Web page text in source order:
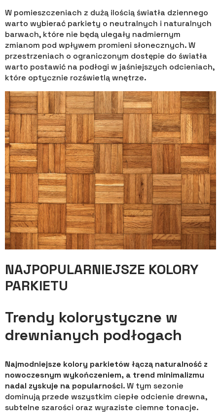
W pomieszczeniach z dużą ilością światła dziennego
warto wybierać parkiety o neutralnych i naturalnych
barwach, które nie będą ulegały nadmiernym
zmianom pod wpływem promieni słonecznych. W
przestrzeniach o ograniczonym dostępie do światła
warto postawić na podłogi w jaśniejszych odcieniach,
które optycznie rozświetlą wnętrze.
NAJPOPULARNIEJSZE KOLORY
PARKIETU
Trendy kolorystyczne w
drewnianych podłogach
Najmodniejsze kolory parkietów łączą naturalność z
nowoczesnym wykończeniem, a trend minimalizmu
nadal zyskuje na popularności. W tym sezonie
dominują przede wszystkim ciepłe odcienie drewna,
subtelne szarości oraz wyraziste ciemne tonacje.